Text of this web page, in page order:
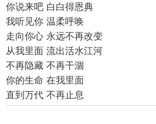
你说来吧 白白得恩典
我听见你 温柔呼唤
走向你心 永远不再改变
从我里面 流出活水江河
不再隐藏 不再干涸
你的生命 在我里面
直到万代 不再止息